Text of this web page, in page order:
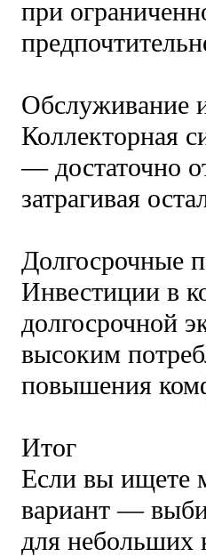
при
Обслуживание
Коллекторная
— достаточно
затрагивая
Долгосрочные
Инвестиции в
долгосрочной
высоким
повышения
Итог
Если вы ищете
вариант —
для небольших